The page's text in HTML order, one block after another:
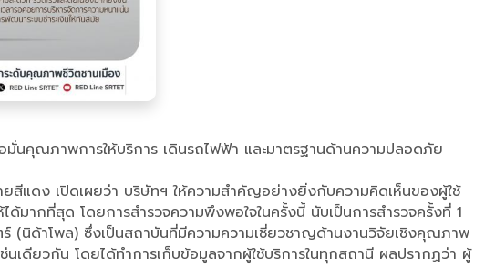
มั่นคุณภาพการให้บริการ เดินรถไฟฟ้า และมาตรฐานด้านความปลอดภัย
แดง เปิดเผยว่า บริษัทฯ ให้ความสำคัญอย่างยิ่งกับความคิดเห็นของผู้ใช้
มากที่สุด โดยการสำรวจความพึงพอใจในครั้งนี้ นับเป็นการสำรวจครั้งที่ 1
นิด้าโพล) ซึ่งเป็นสถาบันที่มีความความเชี่ยวชาญด้านงานวิจัยเชิงคุณภาพ
เดียวกัน โดยได้ทำการเก็บข้อมูลจากผู้ใช้บริการในทุกสถานี ผลปรากฏว่า ผู้